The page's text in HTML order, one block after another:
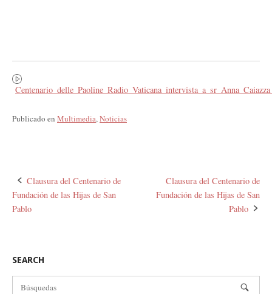
Publicado en Multimedia,Noticias
Navegación
de
entrada
Clausura del Centenario de
Fundación de las Hijas de San
Pablo
Clausura del Centenario de
Fundación de las Hijas de San
Pablo
SEARCH